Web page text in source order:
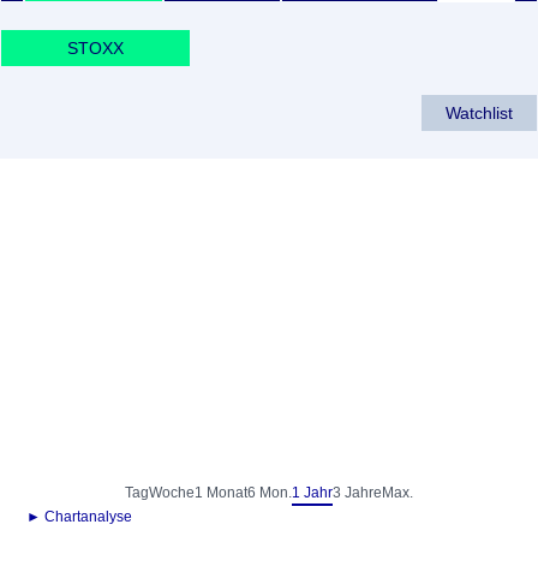
STOXX
Watchlist
TagWoche1 Monat6 Mon.1 Jahr3 Jahre Max.
► Chartanalyse